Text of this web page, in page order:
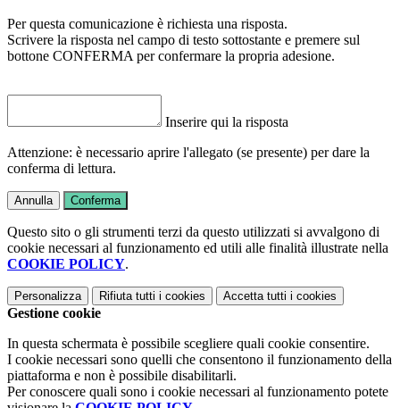
Per questa comunicazione è richiesta una risposta.
Scrivere la risposta nel campo di testo sottostante e premere sul
bottone CONFERMA per confermare la propria adesione.
Inserire qui la risposta
Attenzione: è necessario aprire l'allegato (se presente) per dare la
conferma di lettura.
Annulla Conferma
Questo sito o gli strumenti terzi da questo utilizzati si avvalgono di
cookie necessari al funzionamento ed utili alle finalità illustrate nella
COOKIE POLICY.
Personalizza Rifiuta tutti i cookies Accetta tutti i cookies
Gestione cookie
In questa schermata è possibile scegliere quali cookie consentire.
I cookie necessari sono quelli che consentono il funzionamento della
piattaforma e non è possibile disabilitarli.
Per conoscere quali sono i cookie necessari al funzionamento potete